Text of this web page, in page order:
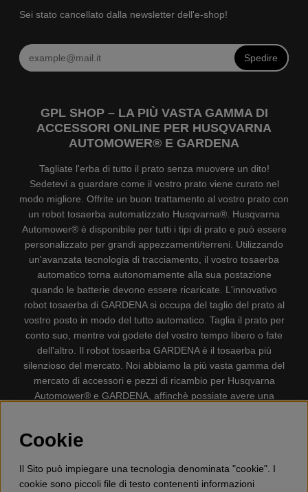
Sei stato cancellato dalla newsletter dell'e-shop!
Spedire
GPL SHOP – LA PIÙ VASTA GAMMA DI
ACCESSORI ONLINE PER HUSQVARNA
AUTOMOWER® E GARDENA
Tagliate l'erba di tutto il prato senza muovere un dito!
Sedetevi a guardare come il vostro prato viene curato nel
modo migliore. Offrite un buon trattamento al vostro prato con
un robot tosaerba automatizzato Husqvarna®. Husqvarna
Automower® è disponibile per tutti i tipi di prato e può essere
personalizzato per grandi appezzamenti/terreni. Utilizzando
un'avanzata tecnologia di tracciamento, il vostro tosaerba
automatico torna autonomamente alla sua postazione
quando le batterie devono essere ricaricate. L'innovativo
robot tosaerba di GARDENA si occupa del taglio del prato al
vostro posto in modo del tutto automatico. Taglia il prato per
conto suo, mentre voi godete del vostro tempo libero o fate
dell'altro. Il robot tosaerba GARDENA è il tosaerba più
silenzioso del mercato. Noi abbiamo la più vasta gamma del
mercato di accessori e pezzi di ricambio per Husqvarna
Automower® e GARDENA, affinchè possiate avere una
Accessori per la protezione personale, Decespugliatori,
Aspirapolvere, Mototroncatrici, Attrezzature Forestali,
Lubrificanti, Carburanti, Giocattolo per bambini ETC.
Cookie
Il Sito può impiegare una tecnologia denominata "cookie". I
cookie sono piccoli file di testo contenenti informazioni